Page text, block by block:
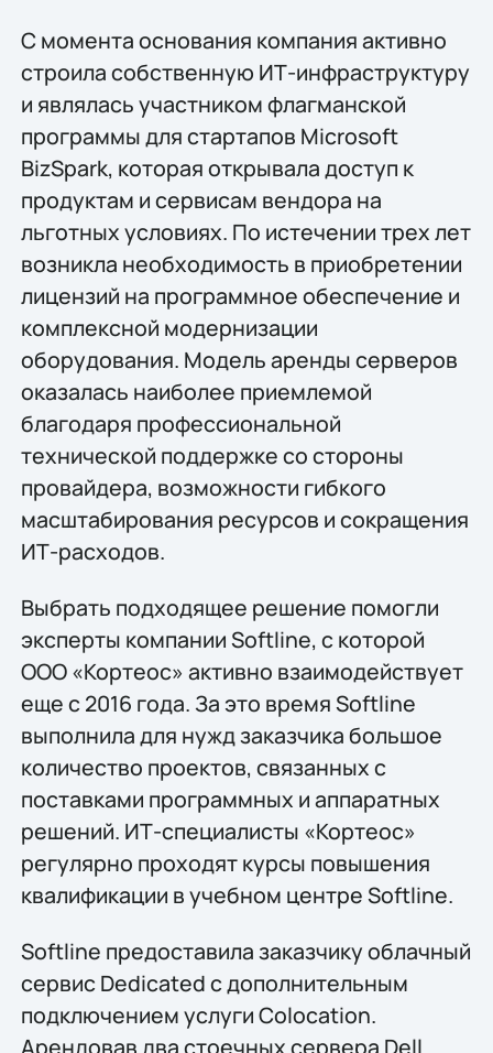
С момента основания компания активно
строила собственную ИТ-инфраструктуру
и являлась участником флагманской
программы для стартапов Microsoft
BizSpark, которая открывала доступ к
продуктам и сервисам вендора на
льготных условиях. По истечении трех лет
возникла необходимость в приобретении
лицензий на программное обеспечение и
комплексной модернизации
оборудования. Модель аренды серверов
оказалась наиболее приемлемой
благодаря профессиональной
технической поддержке со стороны
провайдера, возможности гибкого
масштабирования ресурсов и сокращения
ИТ-расходов.
Выбрать подходящее решение помогли
эксперты компании Softline, с которой
ООО «Кортеос» активно взаимодействует
еще с 2016 года. За это время Softline
выполнила для нужд заказчика большое
количество проектов, связанных с
поставками программных и аппаратных
решений. ИТ-специалисты «Кортеос»
регулярно проходят курсы повышения
квалификации в учебном центре Softline.
Softline предоставила заказчику облачный
сервис Dedicated с дополнительным
подключением услуги Colocation.